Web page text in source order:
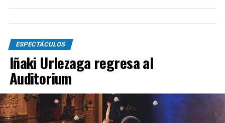
ESPECTÁCULOS
Iñaki Urlezaga regresa al
Auditorium